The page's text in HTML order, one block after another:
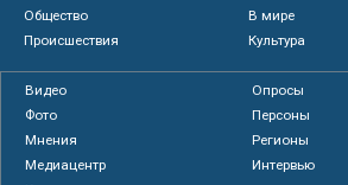
Общество
В мире
Происшествия
Культура
Видео
Опросы
Фото
Персоны
Мнения
Регионы
Медиацентр
Интервью